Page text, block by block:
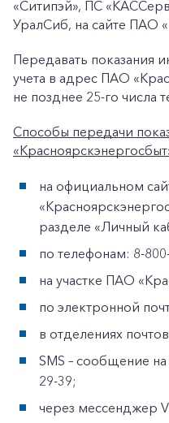
Заказать
Частным
«Ситипэй», ПС
УралСиб, на сайте ПАО
Передавать показания
учета в адрес ПАО
не позднее 25-го числа
Способы передачи
на официальном
разделе «Личный
по телефонам: 8-
на участке ПАО
по электронной
в отделениях
SMS – сообщение
29-39;
через мессенджер